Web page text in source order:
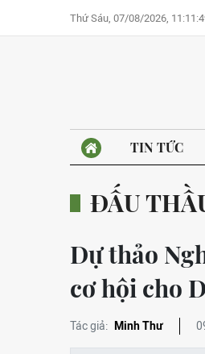
Thứ Sáu, 07/08/2026,
TIN TỨC
ĐẤU
Dự thảo
cơ hội cho
Tác giả: Minh Thư